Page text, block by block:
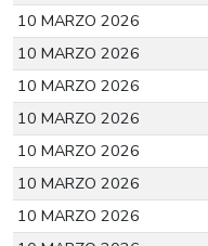
10 MARZO 2026
10 MARZO 2026
10 MARZO 2026
10 MARZO 2026
10 MARZO 2026
10 MARZO 2026
10 MARZO 2026